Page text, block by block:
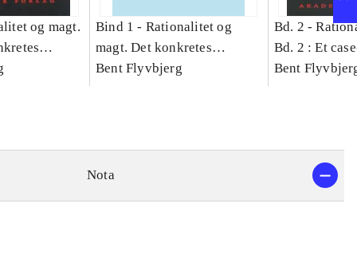
og magt.
Bind 1 - Rationalitet og
magt. Det konkretes
videnskab. Bind 1
Bent Flyvbjerg
Bd. 2 -
Bd. 2 : Et
studie af
Bent
Nota